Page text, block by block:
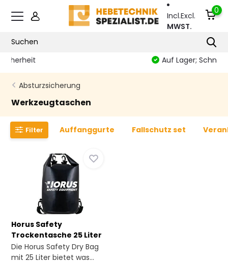
Incl.Excl.
MWST.
0
Auf Lager; Schnell geliefert
Absturzsicherung
Werkzeugtaschen
Filter Auffanggurte Fallschutz set
Horus Safety
Trockentasche 25 Liter
Die Horus Safety Dry Bag
mit 25 Liter bietet was...